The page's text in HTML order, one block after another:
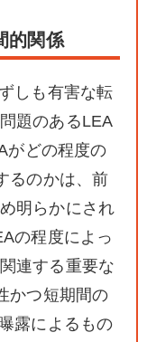
的関係
しも有害な転
題のあるLEA
がどの程度の
るのかは、前
明らかにされ
の程度によっ
連する重要な
かつ短期間の
露によるもの